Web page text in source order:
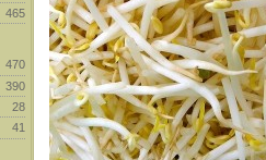
465
470
390
28
41